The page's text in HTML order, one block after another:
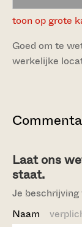
toon op grote
Goed om te
werkelijke
Laat ons
staat.
Je
Naam